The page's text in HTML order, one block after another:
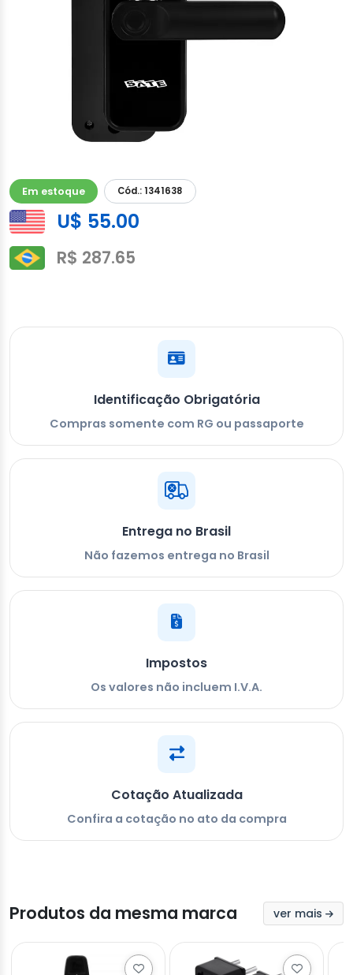
Em estoque Cód.: 1341638
U$ 55.00
R$ 287.65
Identificação Obrigatória
Compras somente com RG ou passaporte
Entrega no Brasil
Não fazemos entrega no Brasil
Impostos
Os valores não incluem I.V.A.
Cotação Atualizada
Confira a cotação no ato da compra
Produtos da mesma marca ver mais